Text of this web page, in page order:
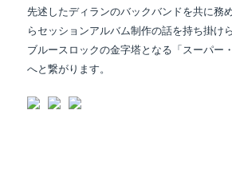
先述したディランのバックバンドを共に務
らセッションアルバム制作の話を持ち掛け
ブルースロックの金字塔となる「スーパー
へと繋がります。